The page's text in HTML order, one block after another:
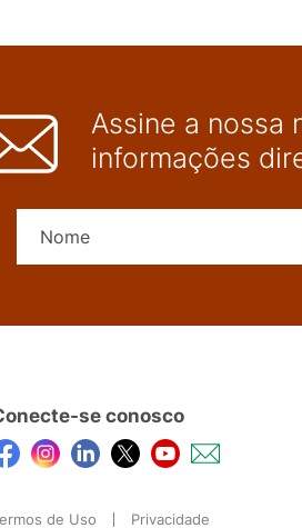
Assine a nossa
informações
se conosco
de Uso Privacidade